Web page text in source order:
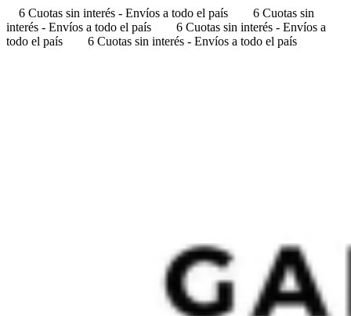
6 Cuotas sin interés - Envíos a todo el país
6 Cuotas sin
interés - Envíos a todo el país
6 Cuotas sin interés - Envíos a
todo el país
6 Cuotas sin interés - Envíos a todo el país